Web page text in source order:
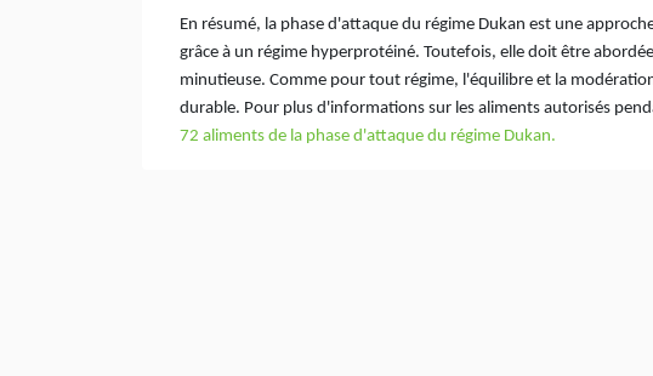
En résumé, la phase d'attaque du régime Dukan est une
grâce à un régime hyperprotéiné. Toutefois, elle doit être
minutieuse. Comme pour tout régime, l'équilibre et la
durable. Pour plus d'informations sur les aliments autorisés
72 aliments de la phase d'attaque du régime Dukan.